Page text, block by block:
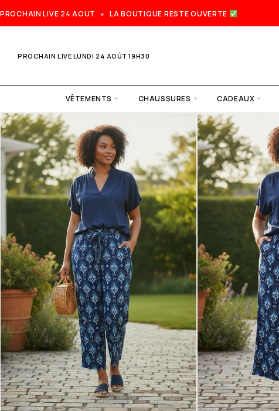
PROCHAIN LIVE 24 AOUT » LA BOUTIQUE RESTE OUVERTE
PROCHAIN LIVE LUNDI 24 AOÛT 19H30
VÊTEMENTS CHAUSSURES CADEAUX